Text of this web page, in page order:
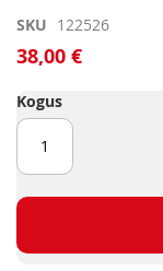
Skip
to
the
of
the
images
gallery
SKU 122526
38,00 €
Kogus